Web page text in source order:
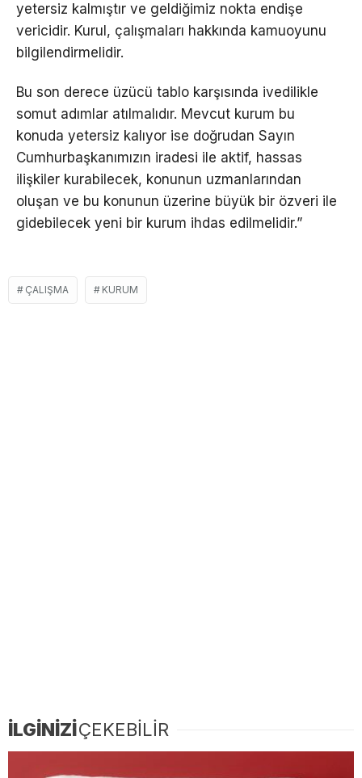
yetersiz kalmıştır ve geldiğimiz nokta endişe
vericidir. Kurul, çalışmaları hakkında kamuoyunu
bilgilendirmelidir.
Bu son derece üzücü tablo karşısında ivedilikle
somut adımlar atılmalıdır. Mevcut kurum bu
konuda yetersiz kalıyor ise doğrudan Sayın
Cumhurbaşkanımızın iradesi ile aktif, hassas
ilişkiler kurabilecek, konunun uzmanlarından
oluşan ve bu konunun üzerine büyük bir özveri ile
gidebilecek yeni bir kurum ihdas edilmelidir.”
ÇALIŞMA KURUM
İLGİNİZİÇEKEBİLİR